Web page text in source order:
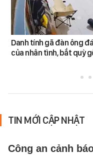
Danh tính gã đàn ông
của nhân tình, bắt quỳ
TIN MỚI CẬP NHẬT
Công an cảnh